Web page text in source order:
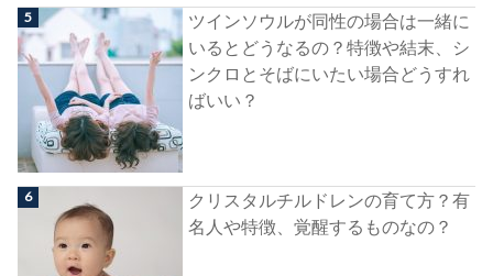
ツインソウルが同性の場合は一緒に
いるとどうなるの？特徴や結末、シ
ンクロとそばにいたい場合どうすれ
ばいい？
クリスタルチルドレンの育て方？有
名人や特徴、覚醒するものなの？